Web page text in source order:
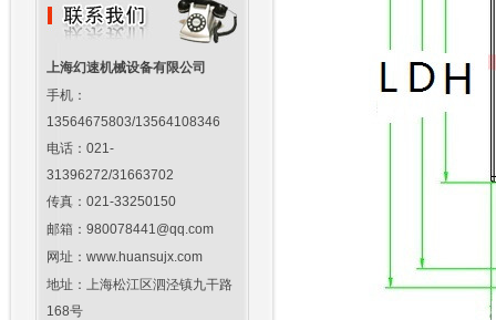
上海幻速机械设备有限公司
手机：
13564675803/13564108346
电话：021-
31396272/31663702
传真：021-33250150
邮箱：980078441@qq.com
网址：www.huansujx.com
地址：上海松江区泗泾镇九干路
168号